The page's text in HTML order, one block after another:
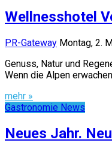
Wellnesshotel
PR-Gateway Montag, 2.
Genuss, Natur und
Wenn die Alpen
mehr »
Gastronomie News
Neues Jahr.